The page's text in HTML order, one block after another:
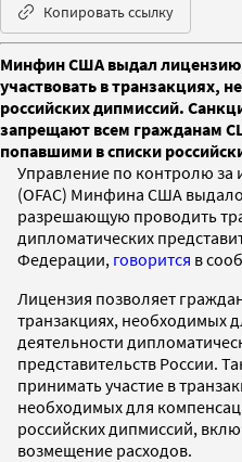
Копировать ссылку
Минфин США выдал
участвовать в транзакциях,
российских дипмиссий.
запрещают всем гражданам
попавшими в списки
Управление по контролю за
(OFAC) Минфина США
разрешающую проводить
дипломатических
Федерации, говорится в
Лицензия позволяет
транзакциях, необходимых
деятельности
представительств России.
принимать участие в
необходимых для
российских дипмиссий,
возмещение расходов.